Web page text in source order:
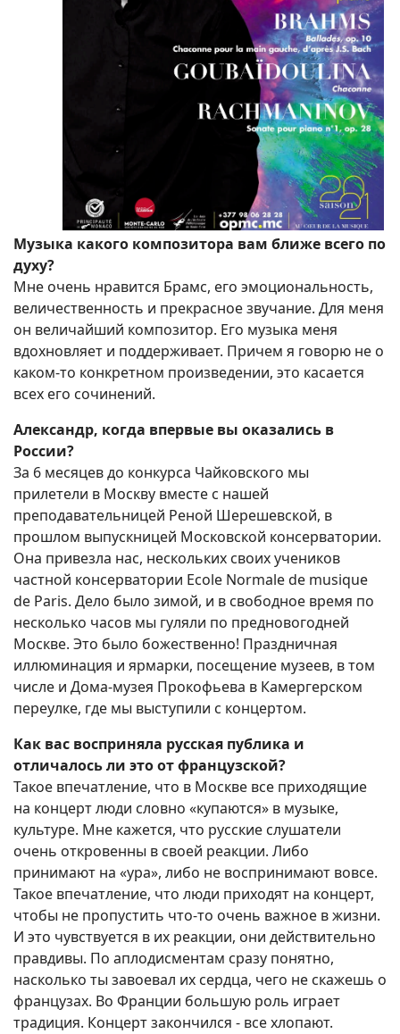
Музыка какого композитора вам ближе всего по
духу?
Мне очень нравится Брамс, его эмоциональность,
величественность и прекрасное звучание. Для меня
он величайший композитор. Его музыка меня
вдохновляет и поддерживает. Причем я говорю не о
каком-то конкретном произведении, это касается
всех его сочинений.
Александр, когда впервые вы оказались в
России?
За 6 месяцев до конкурса Чайковского мы
прилетели в Москву вместе с нашей
преподавательницей Реной Шерешевской, в
прошлом выпускницей Московской консерватории.
Она привезла нас, нескольких своих учеников
частной консерватории Ecole Normale de musique
de Paris. Дело было зимой, и в свободное время по
несколько часов мы гуляли по предновогодней
Москве. Это было божественно! Праздничная
иллюминация и ярмарки, посещение музеев, в том
числе и Дома-музея Прокофьева в Камергерском
переулке, где мы выступили с концертом.
Как вас восприняла русская публика и
отличалось ли это от французской?
Такое впечатление, что в Москве все приходящие
на концерт люди словно «купаются» в музыке,
культуре. Мне кажется, что русские слушатели
очень откровенны в своей реакции. Либо
принимают на «ура», либо не воспринимают вовсе.
Такое впечатление, что люди приходят на концерт,
чтобы не пропустить что-то очень важное в жизни.
И это чувствуется в их реакции, они действительно
правдивы. По аплодисментам сразу понятно,
насколько ты завоевал их сердца, чего не скажешь о
французах. Во Франции большую роль играет
традиция. Концерт закончился - все хлопают.